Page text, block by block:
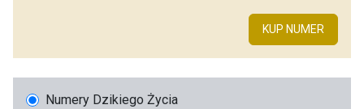
KUP NUMER
Numery Dzikiego Życia